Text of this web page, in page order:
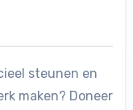
steunen en
maken? Doneer